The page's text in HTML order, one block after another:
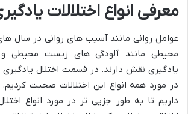
معرفی انواع اختلالات
عوامل روانی مانند آسیب های روانی در سال
محیطی مانند آلودگی های زیست محیطی و
یادگیری نقش دارند. در قسمت اختلال
در مورد همه انواع این اختلالات صحبت